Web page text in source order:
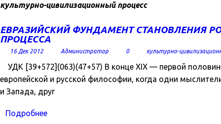
культурно-цивилизационный процесс
ЕВРАЗИЙСКИЙ ФУНДАМЕНТ СТАНОВЛЕНИЯ
ПРОЦЕССА
16 Дек 2012 Администратор 0 культурно-
УДК [39+572](063)(47+57) В конце XIX — первой
европейской и русской философии, когда одни
и Запада, друг
Подробнее